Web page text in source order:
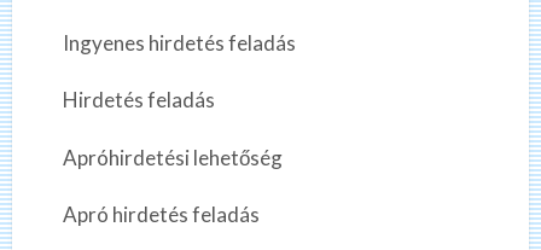
Ingyenes hirdetés feladás
Hirdetés feladás
Apróhirdetési lehetőség
Apró hirdetés feladás